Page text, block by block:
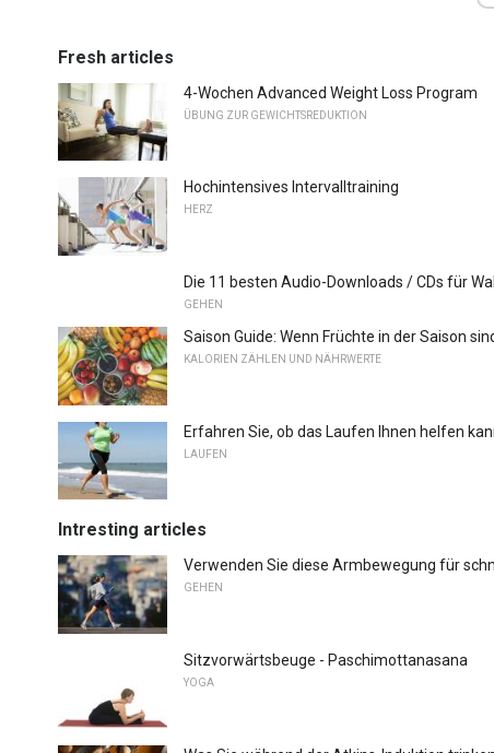
Fresh articles
4-Wochen Advanced Weight Loss Program
ÜBUNG ZUR GEWICHTSREDUKTION
Hochintensives Intervalltraining
HERZ
Die 11 besten Audio-Downloads / CDs für
GEHEN
Saison Guide: Wenn Früchte in der Saison
KALORIEN ZÄHLEN UND NÄHRWERTE
Erfahren Sie, ob das Laufen Ihnen helfen
LAUFEN
Intresting articles
Verwenden Sie diese Armbewegung für
GEHEN
Sitzvorwärtsbeuge - Paschimottanasana
YOGA